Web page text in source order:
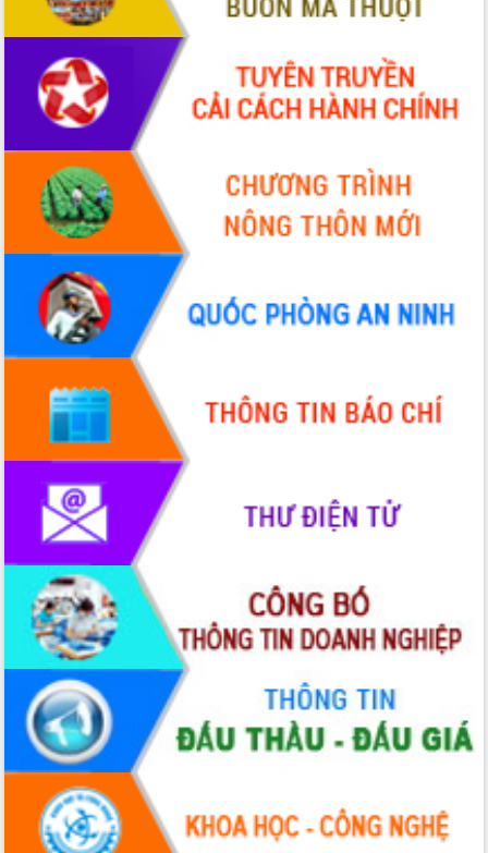
Gặp mặt các cơ quan báo chí nhân Kỷ
niệm 101 năm Ngày Báo chí Cách
mạng Việt Nam
Đắk Lắk sơ kết 4 năm triển khai thực
hiện Đề án 06 của Chính phủ
Họp báo thông tin về Hội nghị Công bố
Quy hoạch và Xúc tiến đầu tư tỉnh Đắk
Khơi thông điểm nghẽn, đẩy nhanh
giải ngân vốn khắc phục thiên tai
HĐND tỉnh thông qua điều chỉnh Quy
hoạch tỉnh thời kỳ 2021-2030
Hội thảo góp ý hồ sơ điều chỉnh quy
hoạch tỉnh Đắk Lắk thời kỳ 2021-2030,
tầm nhìn đến năm 2050
Nâng cao hiệu quả hoạt động của các
doanh nghiệp nhà nước
Hội nghị triển khai kết nối mạng
truyền số liệu chuyên dùng phục vụ cơ
quan Đảng, Nhà nước
Lễ phát động chuỗi hoạt động chung
tay làm sạch môi trường
Xã Ea Kar bước chuyển mình trong
công tác cải cách hành chính mô hình
mới
UBND tỉnh họp báo định kỳ tháng 4
năm 2026
Hội thảo khoa học “Giải pháp thúc đẩy
phát triển nền kinh tế xanh tại tỉnh
Đắk Lắk”
Tăng cường giám sát, đôn đốc thực
hiện nhiệm vụ quản lý tài sản công
hàng tuần
Tháo gỡ những vướng mắc, đẩy mạnh
công tác cải cách thủ tục hành chính